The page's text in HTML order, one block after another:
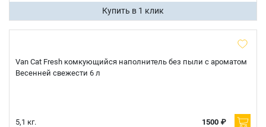
Купить в 1 клик
Van Cat Fresh комкующийся наполнитель без пыли с ароматом
Весенней свежести 6 л
5,1 кг. 1500 ₽